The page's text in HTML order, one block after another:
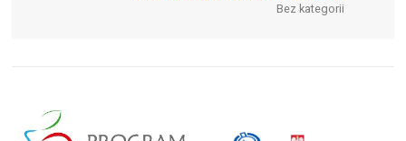
Bez kategorii